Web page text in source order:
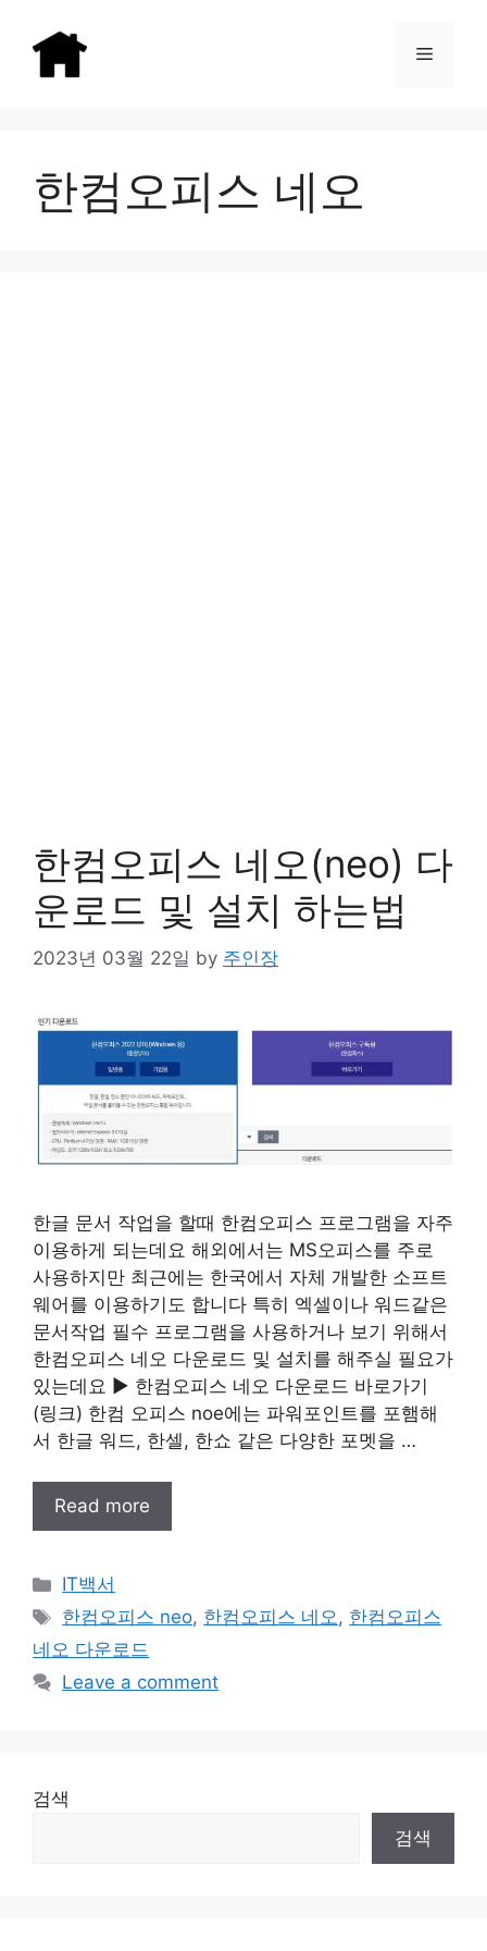
content
Menu
한컴오피스 네오
한컴오피스 네오(neo) 다
운로드 및 설치 하는법
2023년 03월 22일 by 주인장
한글 문서 작업을 할때 한컴오피스 프로그램을 자주
이용하게 되는데요 해외에서는 MS오피스를 주로
사용하지만 최근에는 한국에서 자체 개발한 소프트
웨어를 이용하기도 합니다 특히 엑셀이나 워드같은
문서작업 필수 프로그램을 사용하거나 보기 위해서
한컴오피스 네오 다운로드 및 설치를 해주실 필요가
있는데요 ▶ 한컴오피스 네오 다운로드 바로가기
(링크) 한컴 오피스 noe에는 파워포인트를 포햄해
서 한글 워드, 한셀, 한쇼 같은 다양한 포멧을 …
Read more
Categories
IT백서
Tags
한컴오피스 neo, 한컴오피스 네오, 한컴오피스
네오 다운로드
Leave a comment
검색
검색